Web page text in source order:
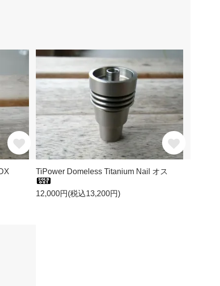
TiPower Domeless Titanium Nail オス
12,000円(税込13,200円)